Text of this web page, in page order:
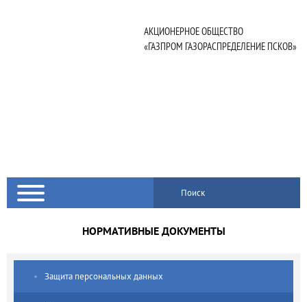
АКЦИОНЕРНОЕ ОБЩЕСТВО
«ГАЗПРОМ ГАЗОРАСПРЕДЕЛЕНИЕ ПСКОВ»
Поиск
НОРМАТИВНЫЕ ДОКУМЕНТЫ
Защита персональных данных